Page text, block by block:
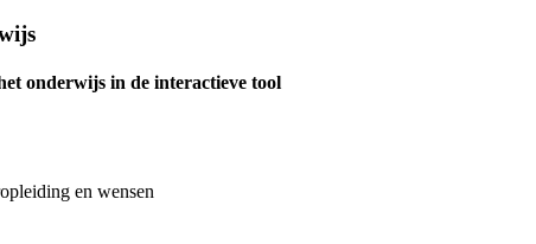
onderwijs in de interactieve tool
en wensen